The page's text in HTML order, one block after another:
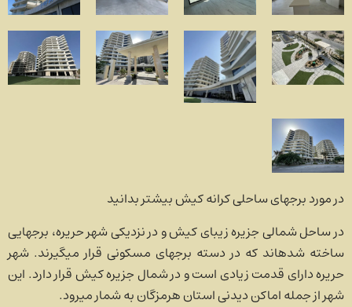
در مورد برج­های ساحلی کرانه کیش بیشتر بدانید
در ساحل شمالی جزیره زیبای کیش و در نزدیکی شهر حریره، برج­هایی
ساخته شده­اند که در دسته برج­های مسکونی قرار می­گیرند. شهر
حریره دارای قدمت زیادی است و در شمال جزیره کیش قرار دارد. این
شهر از جمله اماکن دیدنی­ استان هرمزگان به شمار می­رود.